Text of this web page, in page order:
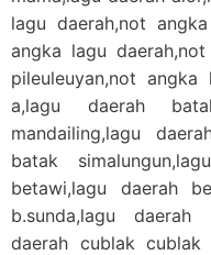
lagu daerah,not
angka lagu
pileuleuyan,not
a,lagu daerah
mandailing,lagu
batak
betawi,lagu daerah
b.sunda,lagu daerah
daerah cublak cublak